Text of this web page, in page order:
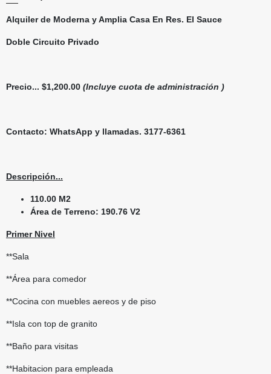
Alquiler de Moderna y Amplia Casa En Res. El Sauce
Doble Circuito Privado
Precio... $1,200.00 (Incluye cuota de administración )
Contacto: WhatsApp y llamadas. 3177-6361
Descripción...
110.00 M2
Área de Terreno: 190.76 V2
Primer Nivel
**Sala
**Área para comedor
**Cocina con muebles aereos y de piso
**Isla con top de granito
**Baño para visitas
**Habitacion para empleada